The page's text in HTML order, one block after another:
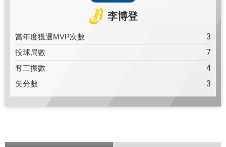
李博登
當年度獲選MVP次數 3
投球局數 7
奪三振數 4
失分數 3